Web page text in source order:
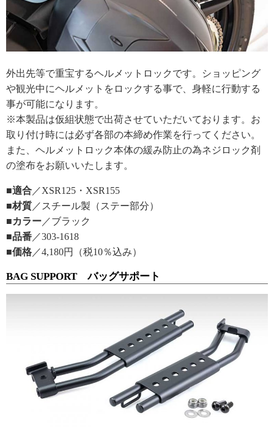
外出先等で重宝するヘルメットロックです。ショッピング
や観光中にヘルメットをロックする事で、身軽に行動する
事が可能になります。
※本製品は仮組状態で出荷させていただいております。お
取り付け時には必ず各部の本締め作業を行ってください。
また、ヘルメットロック本体の緩み防止の為ネジロック剤
の塗布をお願いいたします。
■適合 ／XSR125・XSR155
■材質 ／スチール製（ステー部分）
■カラー ／ブラック
■品番 ／303-1618
■価格 ／4,180円（税10％込み）
BAG SUPPORT バッグサポート